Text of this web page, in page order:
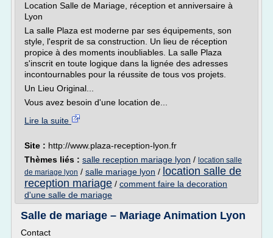
Location Salle de Mariage, réception et anniversaire à
Lyon
La salle Plaza est moderne par ses équipements, son
style, l'esprit de sa construction. Un lieu de réception
propice à des moments inoubliables. La salle Plaza
s'inscrit en toute logique dans la lignée des adresses
incontournables pour la réussite de tous vos projets.
Un Lieu Original...
Vous avez besoin d'une location de...
Lire la suite
Site : http://www.plaza-reception-lyon.fr
Thèmes liés : salle reception mariage lyon / location salle
de mariage lyon / salle mariage lyon / location salle de
reception mariage / comment faire la decoration
d'une salle de mariage
Salle de mariage – Mariage Animation Lyon
Contact